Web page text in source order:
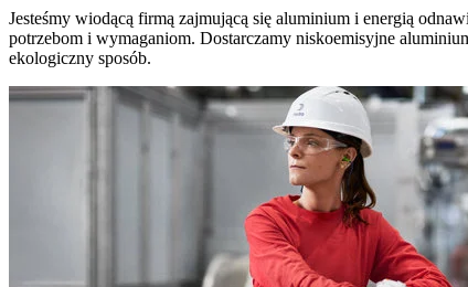
Jesteśmy wiodącą firmą zajmującą się aluminium i energią
potrzebom i wymaganiom. Dostarczamy niskoemisyjne
ekologiczny sposób.